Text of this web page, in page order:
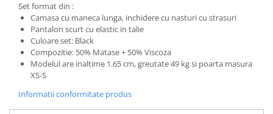
Set format din :
Camasa cu maneca lunga, inchidere cu nasturi cu strasuri
Pantalon scurt cu elastic in talie
Culoare set: Black
Compozitie: 50% Matase + 50% Viscoza
Modelul are inaltime 1.65 cm, greutate 49 kg si poarta masura
XS-S
Informatii conformitate produs